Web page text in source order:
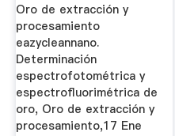
Oro de extracción y
procesamiento
eazycleannano.
Determinación
espectrofotométrica y
espectrofluorimétrica de
oro, Oro de extracción y
procesamiento,17 Ene